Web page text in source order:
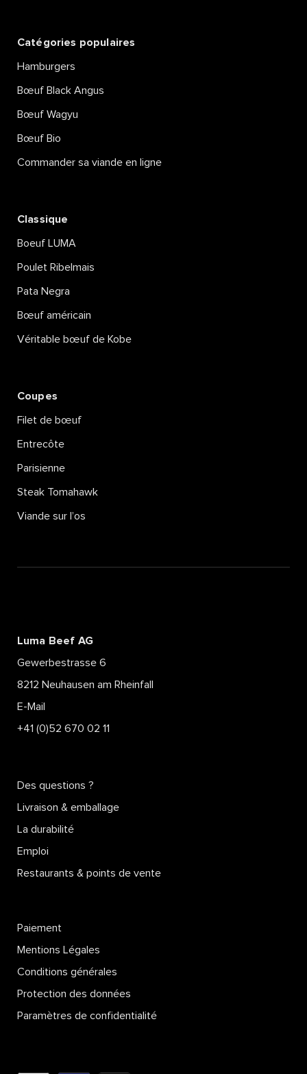
Catégories populaires
Hamburgers
Bœuf Black Angus
Bœuf Wagyu
Bœuf Bio
Commander sa viande en ligne
Classique
Boeuf LUMA
Poulet Ribelmais
Pata Negra
Bœuf américain
Véritable bœuf de Kobe
Coupes
Filet de bœuf
Entrecôte
Parisienne
Steak Tomahawk
Viande sur l’os
Luma Beef AG
Gewerbestrasse 6
8212 Neuhausen am Rheinfall
E-Mail
+41 (0)52 670 02 11
Des questions ?
Livraison & emballage
La durabilité
Emploi
Restaurants & points de vente
Paiement
Mentions Légales
Conditions générales
Protection des données
Paramètres de confidentialité